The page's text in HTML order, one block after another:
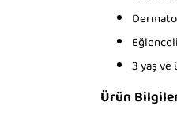
3 yaş
Ürün